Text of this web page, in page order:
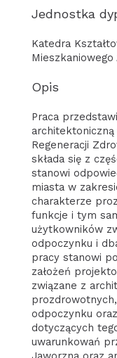
Jednostka
Katedra
Mieszkaniowego
Opis
Praca
Regeneracji
składa się z
stanowi
miasta w
charakterze
funkcje i tym
użytkowników
odpoczynku i
pracy stanowi
założeń
związane z
odpoczynku
dotyczących
uwarunkowań